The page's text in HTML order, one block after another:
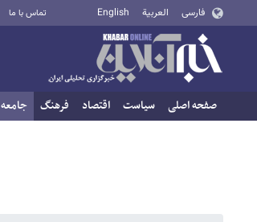
فارسی العربية English تماس با ما
صفحه اصلی سیاست اقتصاد فرهنگ جامعه